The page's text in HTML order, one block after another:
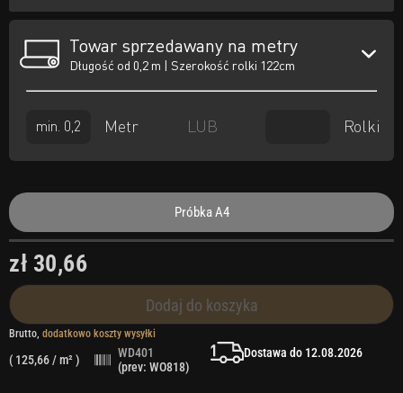
Towar sprzedawany na metry
Długość od 0,2 m | Szerokość rolki 122cm
Metr LUB Rolki
Próbka A4
zł 30,66
Dodaj do koszyka
Brutto, dodatkowo koszty wysyłki
( 125,66/ m² )
WD401
(prev: WO818)
Dostawa do 12.08.2026